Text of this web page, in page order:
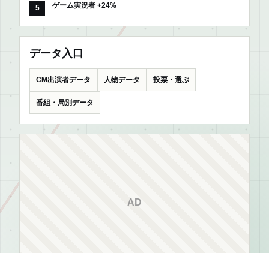
ゲーム実況者 +24%
データ入口
CM出演者データ 人物データ 投票・選ぶ
番組・局別データ
AD